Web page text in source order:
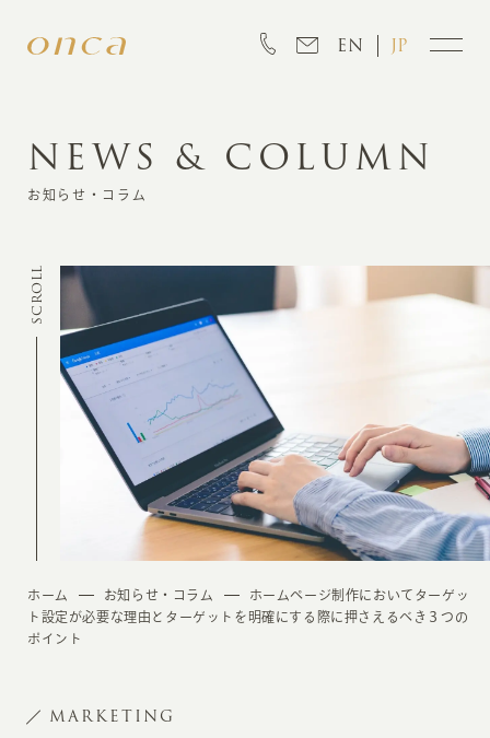
EN JP
INFORMATION
CREATION
MARKETING
NEWS & COLUMN
お知らせ・コラム
SCROLL
ホーム お知らせ・コラム
ホームページ制作においてターゲッ
ト設定が必要な理由とターゲットを明確にする際に押さえるべき３つの
ポイント
MARKETING